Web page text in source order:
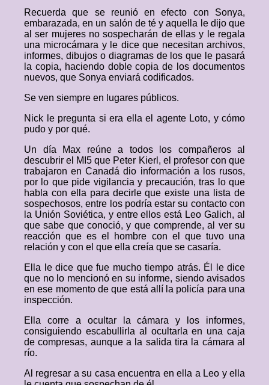
Recuerda que se reunió en efecto con Sonya,
embarazada, en un salón de té y aquella le dijo que
al ser mujeres no sospecharán de ellas y le regala
una microcámara y le dice que necesitan archivos,
informes, dibujos o diagramas de los que le pasará
la copia, haciendo doble copia de los documentos
nuevos, que Sonya enviará codificados.
Se ven siempre en lugares públicos.
Nick le pregunta si era ella el agente Loto, y cómo
pudo y por qué.
Un día Max reúne a todos los compañeros al
descubrir el MI5 que Peter Kierl, el profesor con que
trabajaron en Canadá dio información a los rusos,
por lo que pide vigilancia y precaución, tras lo que
habla con ella para decirle que existe una lista de
sospechosos, entre los podría estar su contacto con
la Unión Soviética, y entre ellos está Leo Galich, al
que sabe que conoció, y que comprende, al ver su
reacción que es el hombre con el que tuvo una
relación y con el que ella creía que se casaría.
Ella le dice que fue mucho tiempo atrás. Él le dice
que no lo mencionó en su informe, siendo avisados
en ese momento de que está allí la policía para una
inspección.
Ella corre a ocultar la cámara y los informes,
consiguiendo escabullirla al ocultarla en una caja
de compresas, aunque a la salida tira la cámara al
río.
Al regresar a su casa encuentra en ella a Leo y ella